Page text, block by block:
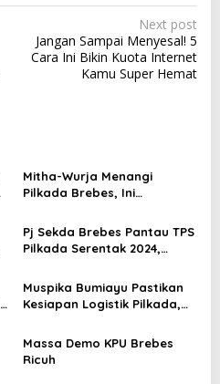
Next post
Jangan Sampai Menyesal! 5
Cara Ini Bikin Kuota Internet
Kamu Super Hemat
Mitha-Wurja Menangi
Pilkada Brebes, Ini
Suara Terbanyak
Pj Sekda Brebes Pantau TPS
Pilkada Serentak 2024,
Muspika Bumiayu Pastikan
Kesiapan Logistik Pilkada,
TPS
Massa Demo KPU Brebes
Ricuh